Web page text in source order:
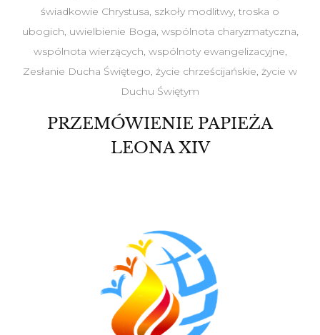
świadkowie Chrystusa, szkoły modlitwy, troska o
ubogich, uwielbienie Boga, wspólnota charyzmatyczna,
wspólnota wierzących, wspólnoty ewangelizacyjne,
Zesłanie Ducha Świętego, życie chrześcijańskie, życie w
Duchu Świętym
PRZEMÓWIENIE PAPIEŻA
LEONA XIV